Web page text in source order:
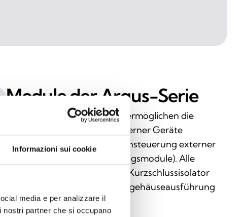
Informazioni sui cookie
media e per analizzare il
partner che si occupano
Module der Argus-Serie
Die Module der Argus-Serie ermöglichen die
Überwachung des Status externer Geräte
(Eingangsmodule) oder die Ansteuerung externer
Geräte bzw. Aktoren (Ausgangsmodule). Alle
Module verfügen über einen Kurzschlussisolator
und sind als Mini- oder Wandgehäuseausführung
erhältlich.